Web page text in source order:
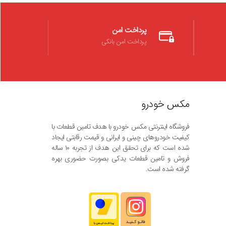
پرداخت امن
پرداخت امن بانکی
مکس خودرو
فروشگاه اینترنتی مکس خودرو با هدف تامین قطعات با
کیفیت خودروهای چینی و ایرانی و قیمت رقابتی ایجاد
شده است که برای تحقق این هدف از تجربه ۱۰ ساله
فروش و تامین قطعات یدکی بصورت حضوری بهره
گرفته شده است.